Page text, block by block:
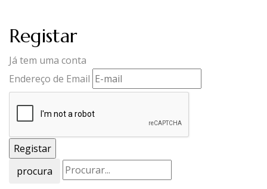
Registar
Já tem uma conta
Endereço de Email
procura